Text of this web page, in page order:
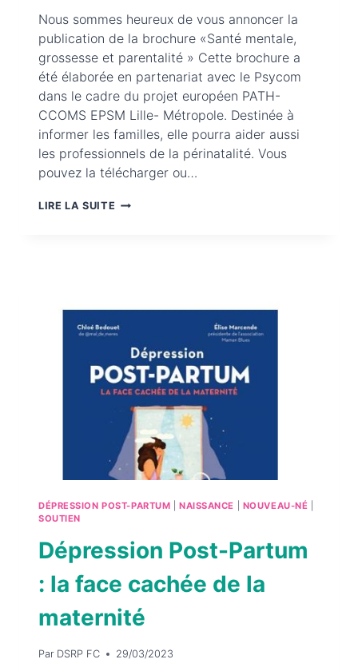
Nous sommes heureux de vous annoncer la
publication de la brochure «Santé mentale,
grossesse et parentalité » Cette brochure a
été élaborée en partenariat avec le Psycom
dans le cadre du projet européen PATH-
CCOMS EPSM Lille- Métropole. Destinée à
informer les familles, elle pourra aider aussi
les professionnels de la périnatalité. Vous
pouvez la télécharger ou…
LIRE LA SUITE BROCHURE
DÉPRESSION POST-PARTUM |NAISSANCE NOUVEAU-NÉ
SOUTIEN
Dépression Post-Partum
: la face cachée de la
maternité
Par DSRP FC 29/03/2023